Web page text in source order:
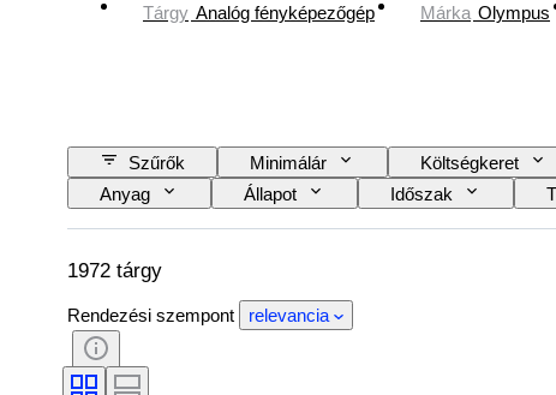
Tárgy Analóg fényképezőgép Márka Olympus
Szűrők Minimálár Költségkeret
Anyag
Állapot Időszak
Objektívtartó
Távcső típusa
1972 tárgy
Rendezési szempont relevancia